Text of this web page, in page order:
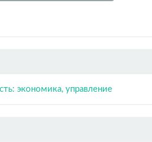
экономика, управление